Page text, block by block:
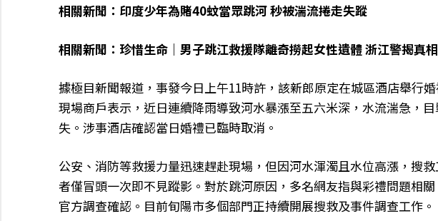
相關新聞： 印度少年為賭40蚊當眾跳河 秒被湍流捲走失蹤
相關新聞：珍惜生命｜男子跳江救援隊離奇撈起女性遺體 浙江警揭真相
據極目新聞報道，事發今日上午11時許，該新郎原定在城區酒店舉行
現場商戶表示，近日連續降雨導致河水暴漲至五六米深，水流湍急，
失。涉事酒店確認當日婚禮已臨時取消。
公安、消防等救援力量迅速趕赴現場，但因河水渾濁且水位高漲，搜
者僅冒頭一次即不見蹤影。對於跳河原因，多名網友指與彩禮問題相
官方調查確認。目前旬陽市多個部門正持續開展搜救及事件調查工作。